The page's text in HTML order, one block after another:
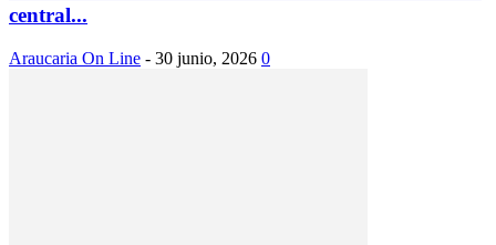
central...
Araucaria On Line - 30 junio, 2026 0